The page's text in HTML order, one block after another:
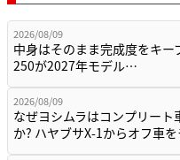
2026/08/09
中身はそのまま完成度をキ
250が2027年モデル…
2026/08/09
なぜヨシムラはコンプリート
か? ハヤブサX-1からオフ車